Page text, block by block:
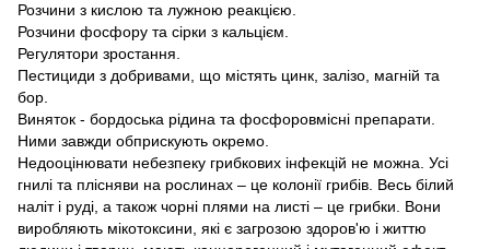
Розчини з кислою та лужною реакцією.
Розчини фосфору та сірки з кальцієм.
Регулятори зростання.
Пестициди з добривами, що містять цинк, залізо, магній та
бор.
Виняток - бордоська рідина та фосфоровмісні препарати.
Ними завжди обприскують окремо.
Недооцінювати небезпеку грибкових інфекцій не можна. Усі
гнилі та плісняви ​​на рослинах – це колонії грибів. Весь білий
наліт і руді, а також чорні плями на листі – це грибки. Вони
виробляють мікотоксини, які є загрозою здоров'ю і життю